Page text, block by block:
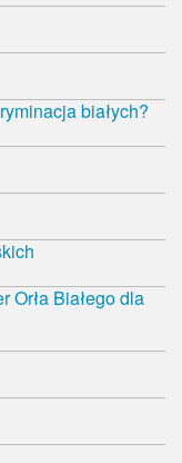
białych?
Orła Białego dla